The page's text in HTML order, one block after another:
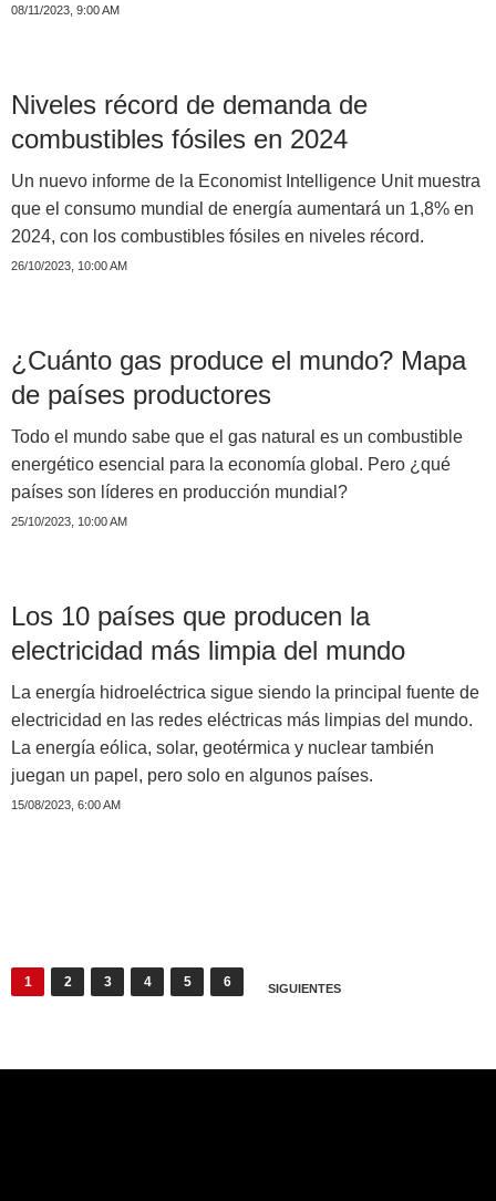
08/11/2023, 9:00 AM
Niveles récord de demanda de
combustibles fósiles en 2024
Un nuevo informe de la Economist Intelligence Unit muestra
que el consumo mundial de energía aumentará un 1,8% en
2024, con los combustibles fósiles en niveles récord.
26/10/2023, 10:00 AM
¿Cuánto gas produce el mundo? Mapa
de países productores
Todo el mundo sabe que el gas natural es un combustible
energético esencial para la economía global. Pero ¿qué
países son líderes en producción mundial?
25/10/2023, 10:00 AM
Los 10 países que producen la
electricidad más limpia del mundo
La energía hidroeléctrica sigue siendo la principal fuente de
electricidad en las redes eléctricas más limpias del mundo.
La energía eólica, solar, geotérmica y nuclear también
juegan un papel, pero solo en algunos países.
15/08/2023, 6:00 AM
Paginación
1 2 3 4 5 6 SIGUIENTES